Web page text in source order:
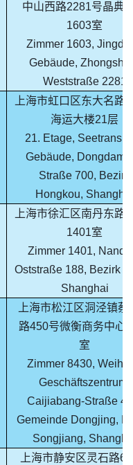
中山西路2281号晶典
1603室
Zimmer 1603,
Gebäude,
Weststraße 2281
上海市虹口区东大名路
海运大楼21层
21. Etage,
Gebäude,
Straße 700, Bezirk
Hongkou, Shanghai
上海市徐汇区南丹东路
1401室
Zimmer 1401,
Oststraße 188, Bezirk
Shanghai
上海市松江区洞泾镇蔡
路450号微衡商务中心
室
Zimmer 8430,
Geschäftszentrum,
Caijiabang-Straße
Gemeinde Dongjing,
Songjiang,
上海市静安区灵石路